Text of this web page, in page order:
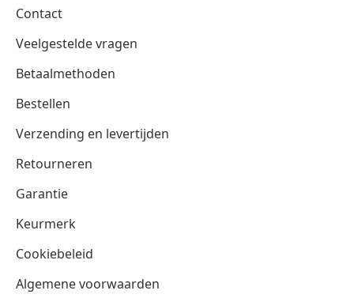
Contact
Veelgestelde vragen
Betaalmethoden
Bestellen
Verzending en levertijden
Retourneren
Garantie
Keurmerk
Cookiebeleid
Algemene voorwaarden